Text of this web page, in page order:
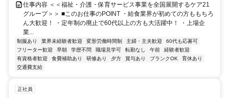
仕事内容 ＜＜福祉・介護・保育サービス事業を全国展開するケア21
グループ＞＞ ■このお仕事のPOINT ・給食業界が初めての方ももちろ
ん大歓迎！ ・定年制の廃止で60代以上の方も大活躍中！ ・上場企
業...
制服あり 業界未経験者歓迎 変形労働時間制 主婦・主夫歓迎
60代も応募可
フリーター歓迎
早朝 学歴不問 職場見学可 転勤なし 午前
経験者歓迎
有資格者歓迎
食費補助あり 研修あり 夕方 賞与あり ブランクOK
育休あり
交通費支給
正社員